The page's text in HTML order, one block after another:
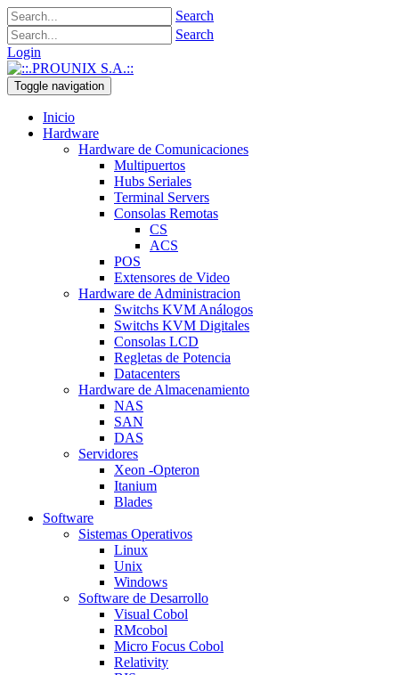
Search
Search
Login
Toggle navigation
Inicio
Hardware
Hardware de Comunicaciones
Multipuertos
Hubs Seriales
Terminal Servers
Consolas Remotas
CS
ACS
POS
Extensores de Video
Hardware de Administracion
Switchs KVM Análogos
Switchs KVM Digitales
Consolas LCD
Regletas de Potencia
Datacenters
Hardware de Almacenamiento
NAS
SAN
DAS
Servidores
Xeon -Opteron
Itanium
Blades
Software
Sistemas Operativos
Linux
Unix
Windows
Software de Desarrollo
Visual Cobol
RMcobol
Micro Focus Cobol
Relativity